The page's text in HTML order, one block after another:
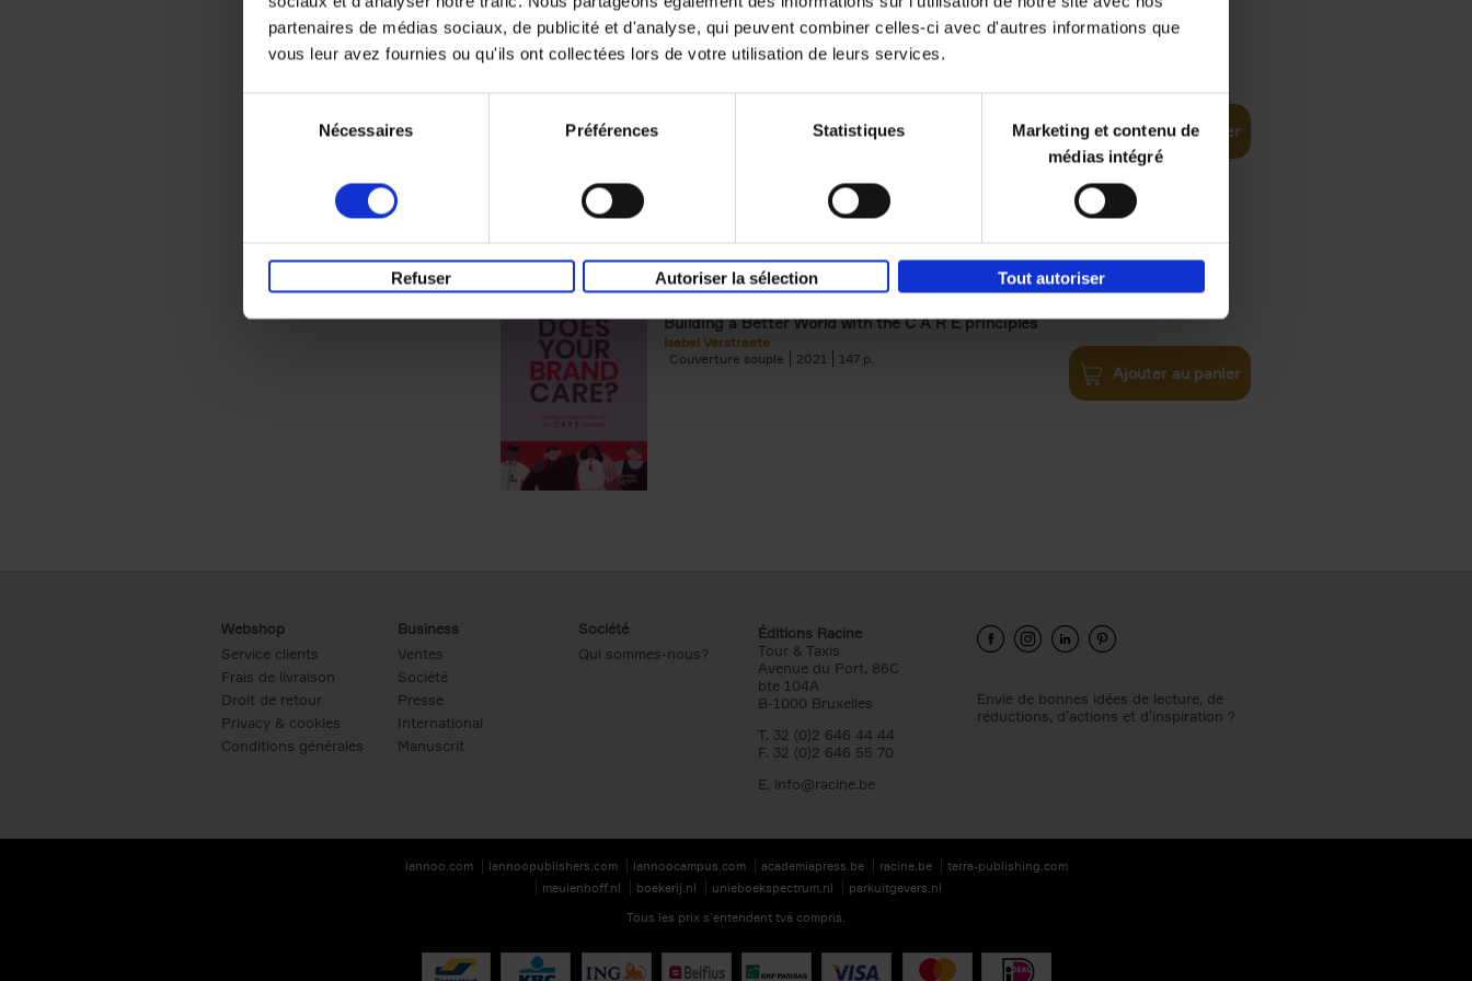
partenaires de médias sociaux, de publicité et d'analyse, qui peuvent combiner celles-ci avec d'autres informations que
vous leur avez fournies ou qu'ils ont collectées lors de votre utilisation de leurs services.
Nécessaires Préférences Statistiques
Marketing et contenu de
médias intégré
Refuser Autoriser la sélection Tout autoriser
Building Bonds = Building Business
Ajouter au panier
Does Your Brand Care?
Building a Better World with the C A R E principles
Isabel Verstraete
Couverture souple
2021 147
€34,99
Ajouter au panier
Webshop
Service clients
Frais de livraison
Droit de retour
Privacy & cookies
Conditions générales
Business
Ventes
Société
Presse
International
Manuscrit
Société
Qui sommes-nous?
Éditions Racine
Tour & Taxis
Avenue du Port, 86C
bte 104A
B-1000 Bruxelles
T. 32 (0)2 646 44 44
F. 32 (0)2 646 55 70
E. info@racine.be
Envie de bonnes idées de lecture, de
réductions, d’actions et d’inspiration ?
lannoo.com lannoopublishers.com lannoocampus.com academiapress.be racine.be
terra-publishing.com
meulenhoff.nl
boekerij.nl unieboekspectrum.nl
parkuitgevers.nl
Tous les prix s’entendent tva compris.